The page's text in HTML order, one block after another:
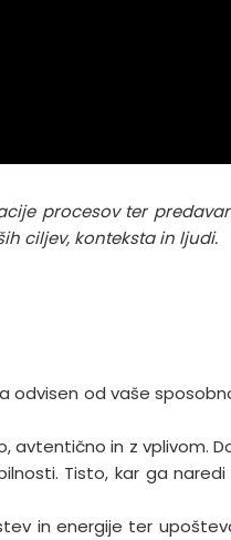
procesov ter
ciljev, konteksta in ljudi.
odvisen od vaše
in z vplivom.
Tisto, kar ga
in energije ter